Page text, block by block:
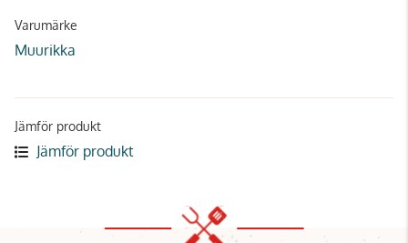
Varumärke
Muurikka
Jämför produkt
Jämför produkt